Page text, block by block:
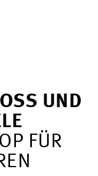
UND
FÜR